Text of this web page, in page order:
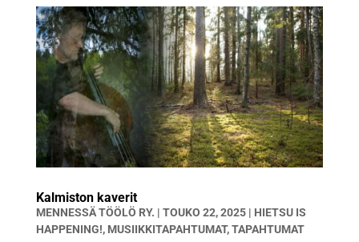
Kalmiston kaverit
MENNESSÄTÖÖLÖ RY. | TOUKO 22, 2025| HIETSU IS
HAPPENING!, MUSIIKKITAPAHTUMAT,TAPAHTUMAT